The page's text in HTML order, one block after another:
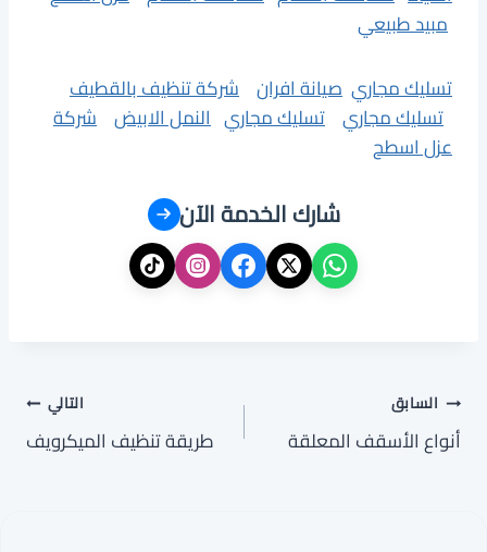
مبيد طبيعي
تسليك مجاري صيانة افران شركة تنظيف بالقطيف
تسليك مجاري تسليك مجاري النمل الابيض شركة
عزل اسطح
شارك الخدمة الآن
تصفّح
المقالات
السابق
أنواع الأسقف المعلقة
التالي
طريقة تنظيف الميكرويف